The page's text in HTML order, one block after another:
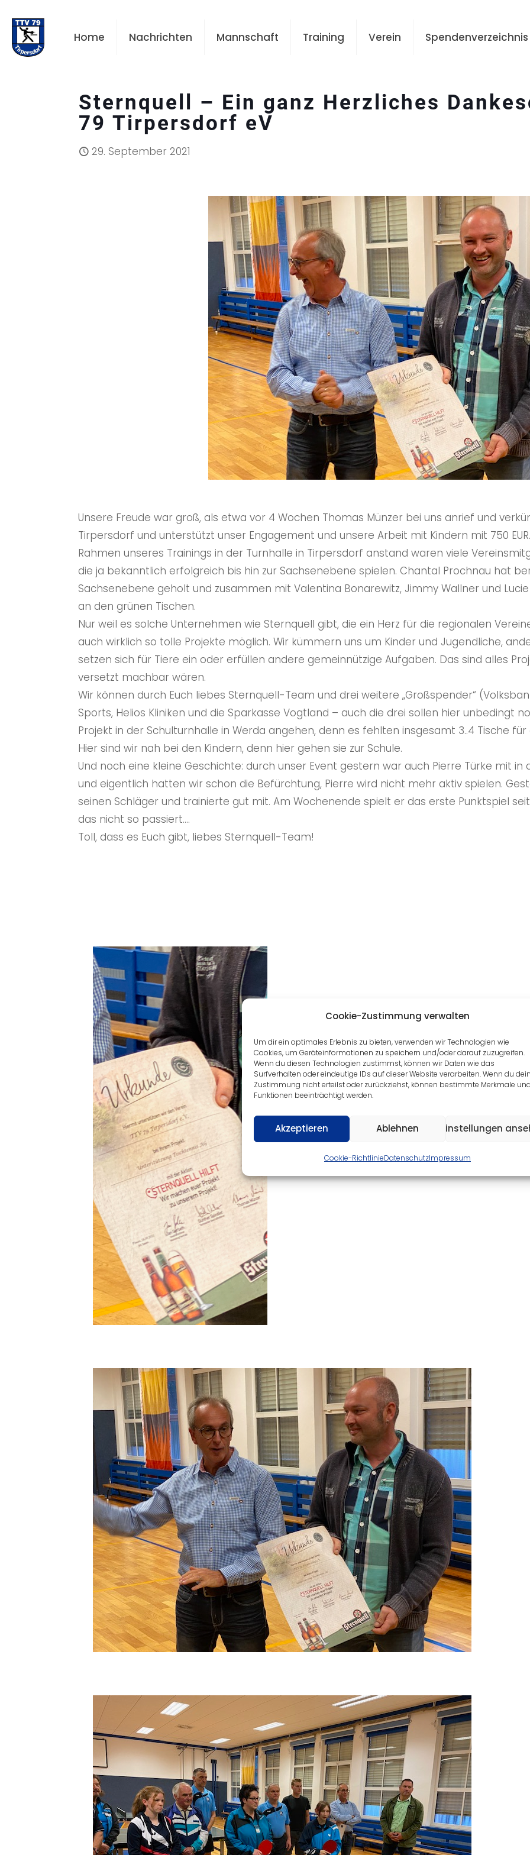
Cookie-Zustimmung verwalten
Um dir ein optimales Erlebnis zu bieten, verwenden wir Technologien wie
Cookies, um Geräteinformationen zu speichern und/oder darauf zuzugreifen.
Wenn du diesen Technologien zustimmst, können wir Daten wie das
Surfverhalten oder eindeutige IDs auf dieser Website verarbeiten. Wenn du
Zustimmung nicht erteilst oder zurückziehst, können bestimmte Merkmale und
Funktionen beeinträchtigt werden.
Akzeptieren Ablehnen Einstellungen
Cookie-RichtlinieDatenschutzImpressum
Home Nachrichten Mannschaft Training Verein Spendenverzeichnis
Sternquell – Ein ganz Herzliches
79 Tirpersdorf eV
29. September 2021
Unsere Freude war groß, als etwa vor 4 Wochen Thomas Münzer bei uns anrief und
Tirpersdorf und unterstützt unser Engagement und unsere Arbeit mit Kindern mit 750
Rahmen unseres Trainings in der Turnhalle in Tirpersdorf anstand waren viele
die ja bekanntlich erfolgreich bis hin zur Sachsenebene spielen. Chantal Prochnau hat
Sachsenebene geholt und zusammen mit Valentina Bonarewitz, Jimmy Wallner und
an den grünen Tischen.
Nur weil es solche Unternehmen wie Sternquell gibt, die ein Herz für die regionalen
auch wirklich so tolle Projekte möglich. Wir kümmern uns um Kinder und Jugendliche,
setzen sich für Tiere ein oder erfüllen andere gemeinnützige Aufgaben. Das sind alles
versetzt machbar wären.
Wir können durch Euch liebes Sternquell-Team und drei weitere „Großspender“
Sports, Helios Kliniken und die Sparkasse Vogtland – auch die drei sollen hier unbedingt
Projekt in der Schulturnhalle in Werda angehen, denn es fehlten insgesamt 3..4 Tische
Hier sind wir nah bei den Kindern, denn hier gehen sie zur Schule.
Und noch eine kleine Geschichte: durch unser Event gestern war auch Pierre Türke mit in
und eigentlich hatten wir schon die Befürchtung, Pierre wird nicht mehr aktiv spielen.
seinen Schläger und trainierte gut mit. Am Wochenende spielt er das erste Punktspiel
das nicht so passiert….
Toll, dass es Euch gibt, liebes Sternquell-Team!